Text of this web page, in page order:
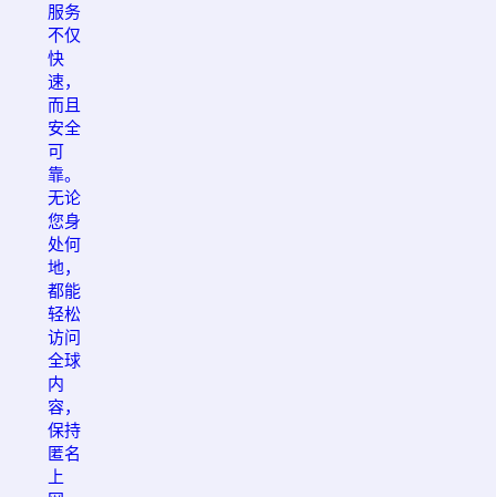
服务
不仅
快
速，
而且
安全
可
靠。
无论
您身
处何
地，
都能
轻松
访问
全球
内
容，
保持
匿名
上